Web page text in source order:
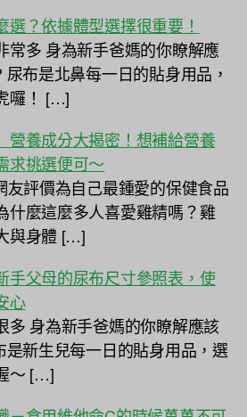
選？依據體型選擇很重要！
常多 身為新手爸媽的你瞭解應
布是北鼻每一日的貼身用品，
囉！ […]
營養成分大揭密！想補給營養
求挑選便可～
友評價為自己最鍾愛的保健食品
什麼這麼多人喜愛雞精嗎？雞
與身體 […]
手父母的尿布尺寸參照表，使
心
多 身為新手爸媽的你瞭解應該
是新生兒每一日的貼身用品，選
～ […]